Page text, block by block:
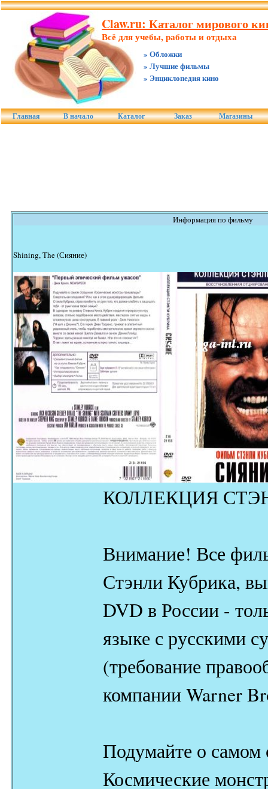
Claw.ru: Каталог мирового
Всё для учебы, работы и отдыха
» Обложки
» Лучшие фильмы
» Энциклопедия кино
Главная В начало Каталог Заказ Магазины
Информация по фильму
Shining, The (Сияние)
КОЛЛЕКЦИЯ
Внимание! Все
Стэнли Кубрика,
DVD в России -
языке с русскими
(требование
компании Warner
Подумайте о
Космические